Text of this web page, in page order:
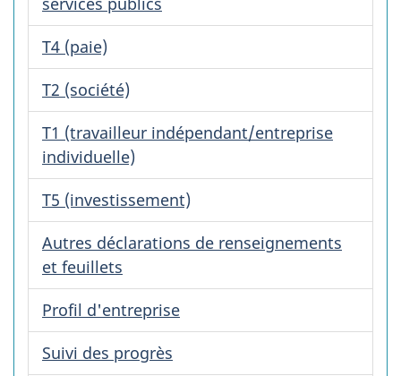
T4 (paie)
T2 (société)
T1 (travailleur indépendant/entreprise
individuelle)
T5 (investissement)
Autres déclarations de renseignements
et feuillets
Profil d'entreprise
Suivi des progrès